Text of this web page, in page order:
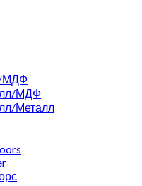
МДФ
Металл